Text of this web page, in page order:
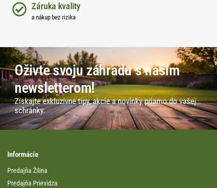
Záruka kvality
a nákup bez rizika
Oživte svoju záhradu s naším
newsletterom!
Získajte exkluzívne tipy, akcie a novinky priamo do vašej
schránky.
Informácie
Predajňa Žilina
Predajňa Prievidza